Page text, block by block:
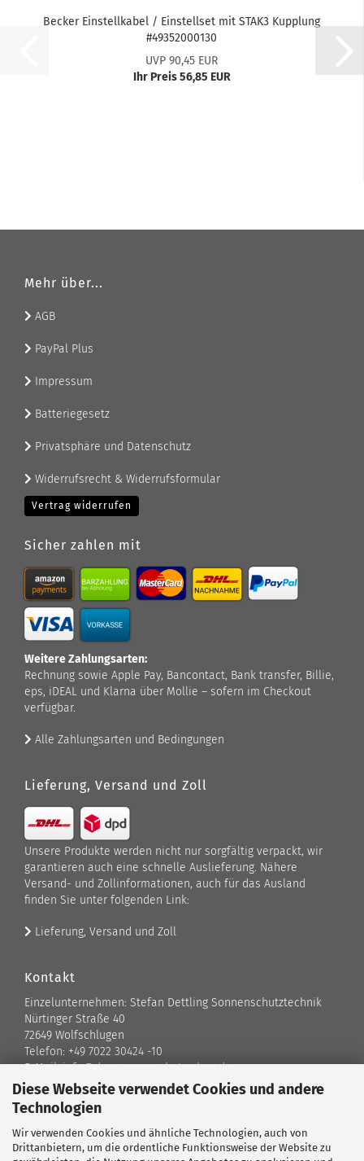
Diese Webseite verwendet Cookies und andere
Technologien
Wir verwenden Cookies und ähnliche Technologien, auch von
Drittanbietern, um die ordentliche Funktionsweise der Website zu
Be­cker Ein­stell­ka­bel / Ein­stell­set mit STAK3 Kupp­lung
#49352000130
UVP 90,45 EUR
Ihr Preis 56,85 EUR
Mehr über...
AGB
PayPal Plus
Impressum
Batteriegesetz
Privatsphäre und Datenschutz
Widerrufsrecht & Widerrufsformular
Vertrag widerrufen
Sicher zahlen mit
Weitere Zahlungsarten:
Rechnung sowie Apple Pay, Bancontact, Bank transfer, Billie,
eps, iDEAL und Klarna über Mollie – sofern im Checkout
verfügbar.
Alle Zahlungsarten und Bedingungen
Lieferung, Versand und Zoll
Unsere Produkte werden nicht nur sorgfältig verpackt, wir
garantieren auch eine schnelle Auslieferung. Nähere
Versand- und Zollinformationen, auch für das Ausland
finden Sie unter folgenden Link:
Lieferung, Versand und Zoll
Kontakt
Einzelunternehmen: Stefan Dettling Sonnenschutztechnik
Nürtinger Straße 40
72649 Wolfschlugen
Telefon: +49 7022 30424 -10
E-Mail: info@der-sonnenschutz-shop.de
Kontaktformular
Standort